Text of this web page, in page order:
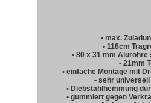
• max.
• 118cm
• 80 x 31 mm
• 21mm
• einfache Montage mit
• sehr
• Diebstahlhemmung
• gummiert gegen